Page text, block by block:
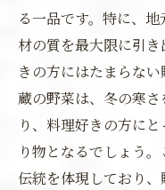
る一品です。特に、
材の質を最大限に引
きの方にはたまらな
蔵の野菜は、冬の寒
り、料理好きの方に
り物となるでしょう
伝統を体現しており